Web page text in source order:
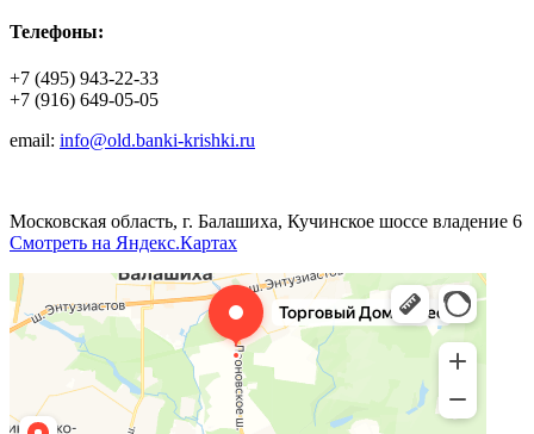
Телефоны:
+7 (495) 943-22-33
+7 (916) 649-05-05
email: info@old.banki-krishki.ru
Московская область, г. Балашиха, Кучинское шоссе владение 6
Смотреть на Яндекс.Картах